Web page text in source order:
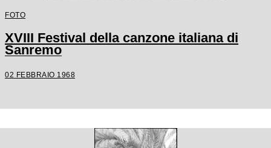
FOTO
XVIII Festival della canzone italiana di
Sanremo
02 FEBBRAIO 1968